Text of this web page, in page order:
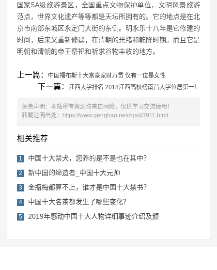
国家5A级旅游景区，全国重点文物保护单位，文明风景旅游
范点，世界文化遗产等等都是天坛所拥有的。它的地点是在北
京市南部东城区永定门大街的东侧。明永乐十八年是它修建的
时间，后来又重新修建，在清朝的光绪和乾隆时期。而且它是
明朝和清朝的帝王祭祀和祈求谷物丰收的地方。
上一篇： 中国福布斯十大富豪家财万贯 仅有一位是女性
下一篇： 江西大学排名 2018江西高校榜南昌大学位居第一！
免责声明：本站所有资源均来自网络，仅供学习交流使用！
转载注明出处： https://www.genghao.net/zgsd/3911.html
相关推荐
1 中国十大禁犬，您养的是不是也在其中？
2 新中国的缔造者_中国十大元帅
3 金瓶梅都算不上，谁才是中国十大禁书？
4 中国十大名茶都发生了哪些变化？
5 2019年感动中国十大人物详细事迹介绍及颁